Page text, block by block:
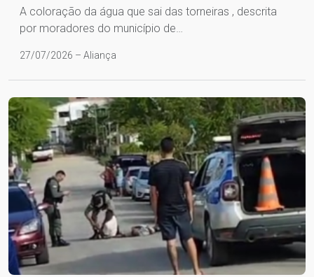
A coloração da água que sai das torneiras , descrita
por moradores do município de…
27/07/2026 – Aliança